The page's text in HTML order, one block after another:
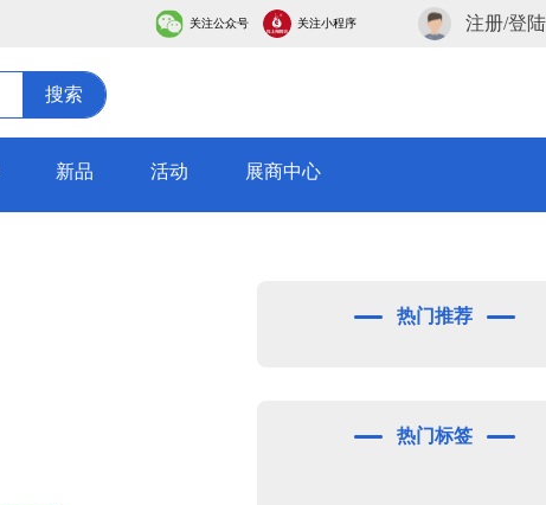
关注公众号 关注小程序 注册/登陆
搜索
新品 活动 展商中心
热门推荐
热门标签